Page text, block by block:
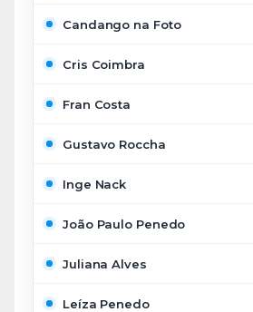
Candango na Foto
Cris Coimbra
Fran Costa
Gustavo Roccha
Inge Nack
João Paulo Penedo
Juliana Alves
Leíza Penedo